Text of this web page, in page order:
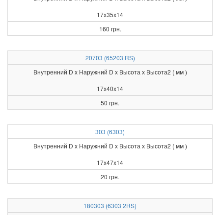
17x35x14
160 грн.
20703 (65203 RS)
Внутренний D x Наружний D x Высота х Высота2 ( мм )
17x40x14
50 грн.
303 (6303)
Внутренний D x Наружний D x Высота х Высота2 ( мм )
17x47x14
20 грн.
180303 (6303 2RS)